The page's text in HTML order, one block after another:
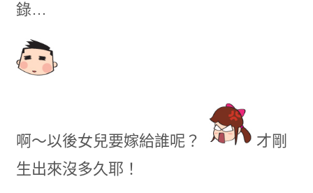
錄…
啊～以後女兒要嫁給誰呢？
才剛
生出來沒多久耶！